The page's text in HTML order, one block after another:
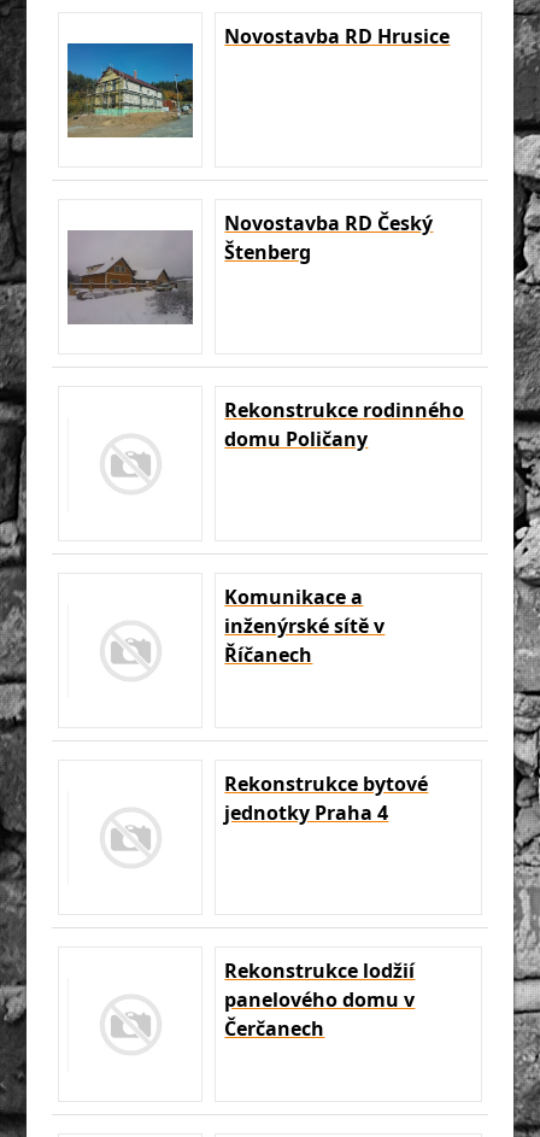
Novostavba RD Hrusice
Novostavba RD Český
Štenberg
Rekonstrukce rodinného
domu Poličany
Komunikace a
inženýrské sítě v
Říčanech
Rekonstrukce bytové
jednotky Praha 4
Rekonstrukce lodžií
panelového domu v
Čerčanech